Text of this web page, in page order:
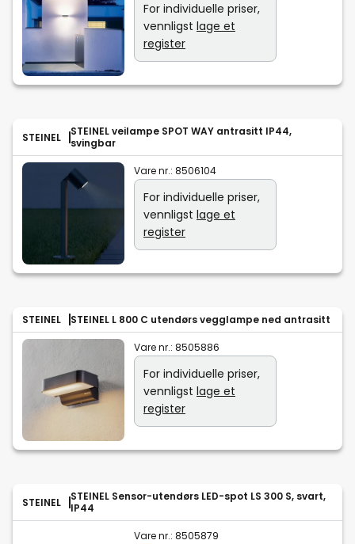
For individuelle priser,
vennligst lage et
register
STEINEL
STEINEL veilampe SPOT WAY antrasitt IP44,
svingbar
Vare nr.: 8506104
For individuelle priser,
vennligst lage et
register
STEINEL STEINEL L 800 C utendørs vegglampe ned antrasitt
Vare nr.: 8505886
For individuelle priser,
vennligst lage et
register
STEINEL
STEINEL Sensor-utendørs LED-spot LS 300 S, svart,
IP44
Vare nr.: 8505879